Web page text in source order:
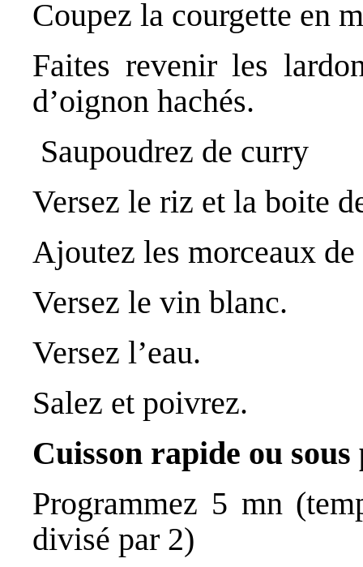
Coupez la courgette en
Faites revenir les
d’oignon hachés.
Saupoudrez de curry
Versez le riz et la boite
Ajoutez les morceaux de
Versez le vin blanc.
Versez l’eau.
Salez et poivrez.
Cuisson rapide ou sous
Programmez 5 mn
divisé par 2)